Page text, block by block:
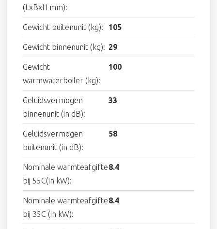
(LxBxH mm):
Gewicht buitenunit (kg): 105
Gewicht binnenunit (kg): 29
Gewicht
warmwaterboiler (kg):
100
Geluidsvermogen
binnenunit (in dB):
33
Geluidsvermogen
buitenunit (in dB):
58
Nominale warmteafgifte
bij 55C(in kW):
8.4
Nominale warmteafgifte
bij 35C (in kW):
8.4